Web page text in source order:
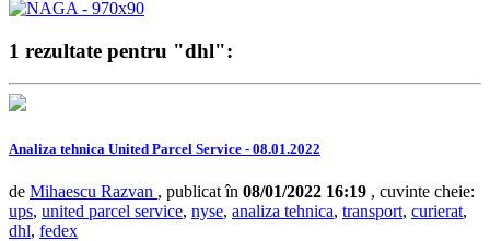
1 rezultate pentru "dhl":
Analiza tehnica United Parcel Service - 08.01.2022
de Mihaescu Razvan , publicat în 08/01/2022 16:19 , cuvinte cheie:
ups, united parcel service, nyse, analiza tehnica, transport, curierat,
dhl, fedex